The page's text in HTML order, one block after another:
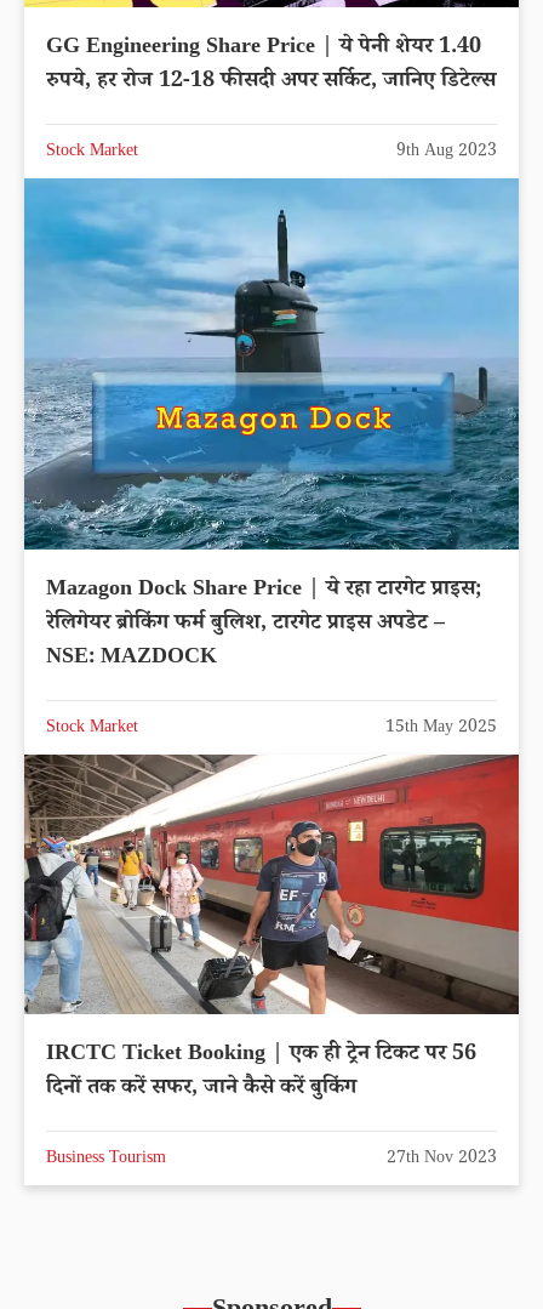
GG Engineering Share Price | ये पेनी शेयर 1.40
रुपये, हर रोज 12-18 फीसदी अपर सर्किट, जानिए डिटेल्स
Stock Market 9th Aug 2023
Mazagon Dock Share Price | ये रहा टारगेट प्राइस;
रेलिगेयर ब्रोकिंग फर्म बुलिश, टारगेट प्राइस अपडेट –
NSE: MAZDOCK
Stock Market 15th May 2025
IRCTC Ticket Booking | एक ही ट्रेन टिकट पर 56
दिनों तक करें सफर, जाने कैसे करें बुकिंग
Business Tourism 27th Nov 2023